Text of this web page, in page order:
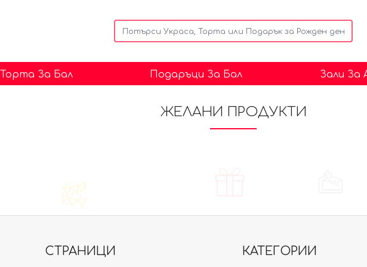
Торта За Бал Подаръци За Бал Зали За
ЖЕЛАНИ ПРОДУКТИ
СТРАНИЦИ КАТЕГОРИИ